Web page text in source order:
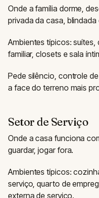
Onde a família dorme,
privada da casa, blindada
Ambientes típicos:
familiar, closets e sala
Pede silêncio, controle
a face do terreno mais
Setor de Serviço
Onde a casa funciona
guardar, jogar fora.
Ambientes típicos:
serviço, quarto de
externa de serviço.